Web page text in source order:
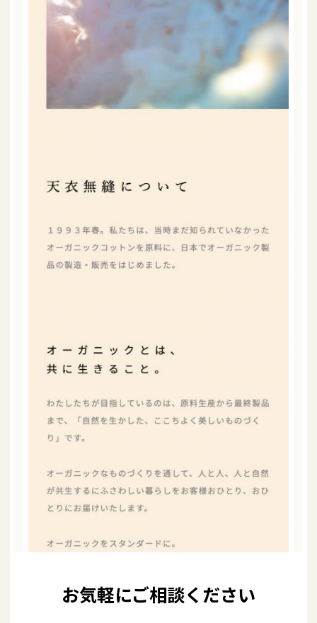
お気軽にご相談ください